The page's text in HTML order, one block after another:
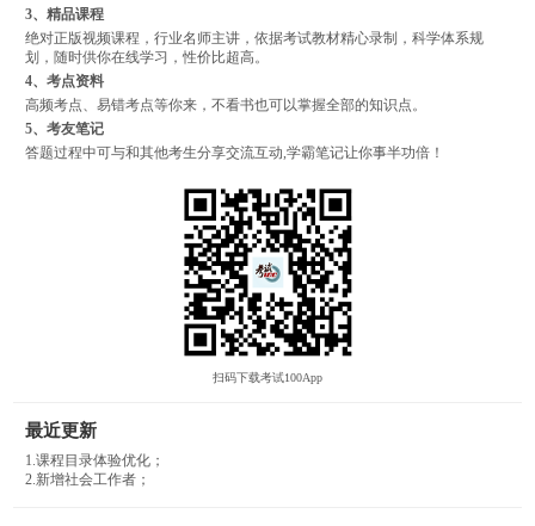
3、精品课程
绝对正版视频课程，行业名师主讲，依据考试教材精心录制，科学体系规
划，随时供你在线学习，性价比超高。
4、考点资料
高频考点、易错考点等你来，不看书也可以掌握全部的知识点。
5、考友笔记
答题过程中可与和其他考生分享交流互动,学霸笔记让你事半功倍！
扫码下载考试100App
最近更新
1.课程目录体验优化；
2.新增社会工作者；